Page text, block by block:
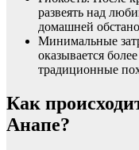
развеять над
домашней
Минимальные
оказывается
традиционные
Как
Анапе?